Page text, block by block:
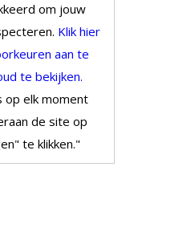
om jouw
Klik hier
aan te
te bekijken.
op elk moment
de site op
te klikken."